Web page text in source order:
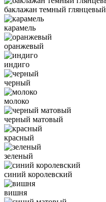
баклажан темный глянцевый
карамель
оранжевый
индиго
черный
молоко
черный матовый
красный
зеленый
синий королевский
вишня